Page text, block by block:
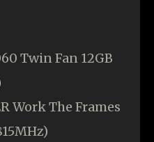
Twin Fan 12GB
Work The Frames